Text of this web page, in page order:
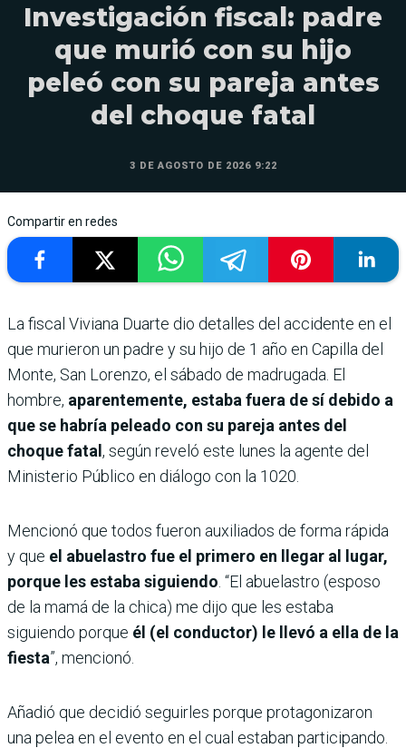
Investigación fiscal: padre
que murió con su hijo
peleó con su pareja antes
del choque fatal
3 DE AGOSTO DE 2026 9:22
Compartir en redes
La fiscal Viviana Duarte dio detalles del accidente en el
que murieron un padre y su hijo de 1 año en Capilla del
Monte, San Lorenzo, el sábado de madrugada. El
hombre, aparentemente, estaba fuera de sí debido a
que se habría peleado con su pareja antes del
choque fatal, según reveló este lunes la agente del
Ministerio Público en diálogo con la 1020.
Mencionó que todos fueron auxiliados de forma rápida
y que el abuelastro fue el primero en llegar al lugar,
porque les estaba siguiendo . “El abuelastro (esposo
de la mamá de la chica) me dijo que les estaba
siguiendo porque él (el conductor) le llevó a ella de la
fiesta”, mencionó.
Añadió que decidió seguirles porque protagonizaron
una pelea en el evento en el cual estaban participando.